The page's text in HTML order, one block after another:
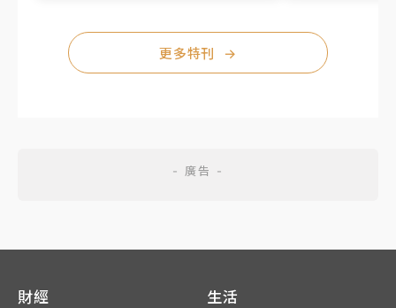
更多特刊 →
財經 生活